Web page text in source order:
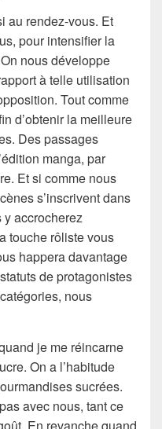
au rendez-vous. Et
pour intensifier la
nous développe
à telle utilisation
Tout comme
d’obtenir la meilleure
Des passages
manga, par
Et si comme nous
s’inscrivent dans
accrocherez
touche rôliste vous
happera davantage
de protagonistes
nous
je me réincarne
On a l’habitude
sucrées.
avec nous, tant ce